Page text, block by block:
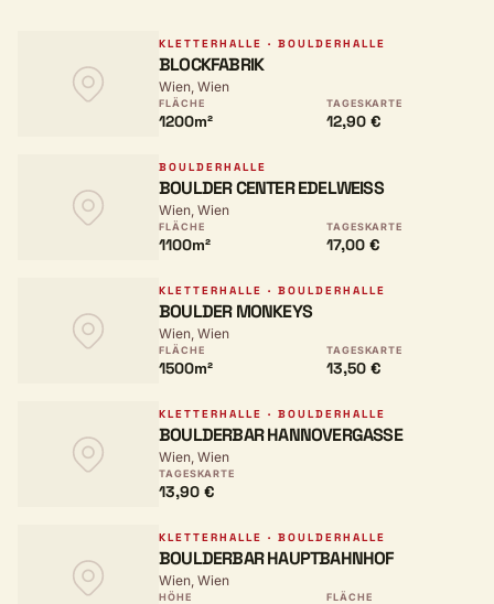
KLETTERHALLE · BOULDERHALLE
BLOCKFABRIK
Wien, Wien
FLÄCHE
1200m²
TAGESKARTE
12,90 €
BOULDERHALLE
BOULDER CENTER EDELWEISS
Wien, Wien
FLÄCHE
1100m²
TAGESKARTE
17,00 €
KLETTERHALLE · BOULDERHALLE
BOULDER MONKEYS
Wien, Wien
FLÄCHE
1500m²
TAGESKARTE
13,50 €
KLETTERHALLE · BOULDERHALLE
BOULDERBAR HANNOVERGASSE
Wien, Wien
TAGESKARTE
13,90 €
KLETTERHALLE · BOULDERHALLE
BOULDERBAR HAUPTBAHNHOF
Wien, Wien
HÖHE FLÄCHE